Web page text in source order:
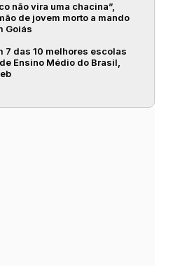
não vira uma chacina”,
de jovem morto a mando
Goiás
7 das 10 melhores escolas
Ensino Médio do Brasil,